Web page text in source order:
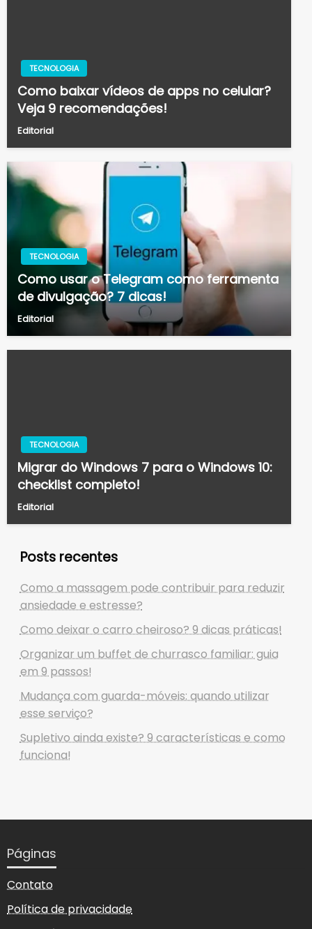
TECNOLOGIA
Como baixar vídeos de apps no celular?
Veja 9 recomendações!
Editorial
TECNOLOGIA
Como usar o Telegram como ferramenta
de divulgação? 7 dicas!
Editorial
TECNOLOGIA
Migrar do Windows 7 para o Windows 10:
checklist completo!
Editorial
Posts recentes
Como a massagem pode contribuir para reduzir
ansiedade e estresse?
Como deixar o carro cheiroso? 9 dicas práticas!
Organizar um buffet de churrasco familiar: guia
em 9 passos!
Mudança com guarda-móveis: quando utilizar
esse serviço?
Supletivo ainda existe? 9 características e como
funciona!
Páginas
Contato
Política de privacidade